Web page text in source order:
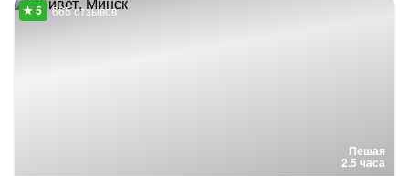
Пешая
2.5 часа
665 отзывов